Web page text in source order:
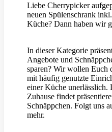
Liebe Cherrypicker
neuen Spülenschrank
Küche? Dann haben wir
In dieser Kategorie
Angebote und
sparen? Wir wollen Euch
mit häufig genutzte
einer Küche
Zuhause findet
Schnäppchen. Folgt uns
mehr.